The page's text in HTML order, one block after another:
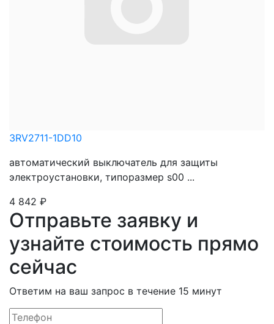
3RV2711-1DD10
автоматический выключатель для защиты
электроустановки, типоразмер s00 ...
4 842 ₽
Отправьте заявку и
узнайте стоимость прямо
сейчас
Ответим на ваш запрос в течение 15 минут